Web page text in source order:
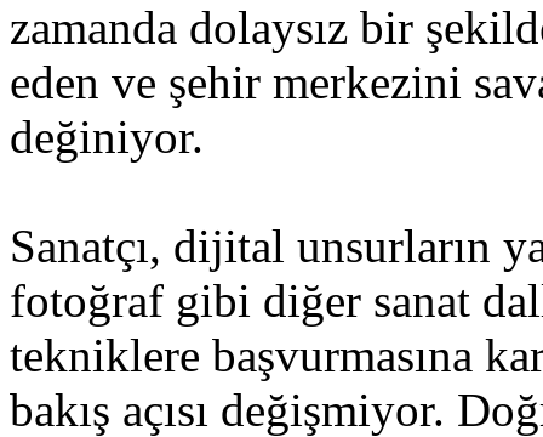
zamanda dolaysız bir
eden ve şehir merkezini
değiniyor.
Sanatçı, dijital unsurların
fotoğraf gibi diğer sanat
tekniklere başvurmasına
bakış açısı değişmiyor.